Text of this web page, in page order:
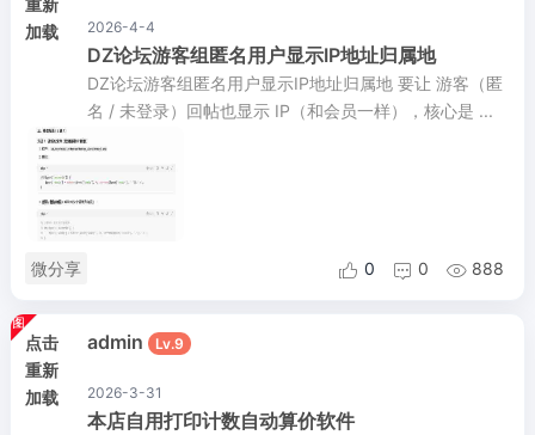
重新
加载
2026-4-4
DZ论坛游客组匿名用户显示IP地址归属地
DZ论坛游客组匿名用户显示IP地址归属地 要让 游客（匿
名 / 未登录）回帖也显示 IP（和会员一样），核心是 ...
微分享  0  0  888
点击
重新
加载
admin Lv.9
2026-3-31
本店自用打印计数自动算价软件